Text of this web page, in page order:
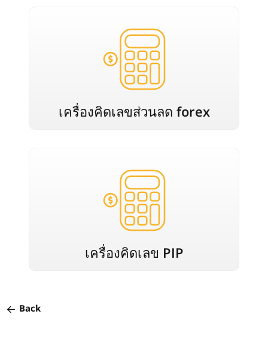
เครื่องคิดเลขส่วนลด forex
เครื่องคิดเลข PIP
Back